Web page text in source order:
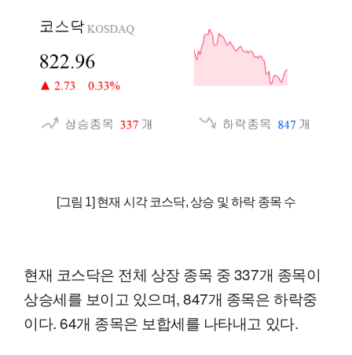
[그림 1] 현재 시각 코스닥, 상승 및 하락 종목 수
현재 코스닥은 전체 상장 종목 중 337개 종목이
상승세를 보이고 있으며, 847개 종목은 하락중
이다. 64개 종목은 보합세를 나타내고 있다.